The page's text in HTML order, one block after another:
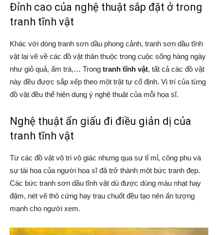
Đỉnh cao của nghệ thuật sắp đặt ở trong
tranh tĩnh vật
Khác với dòng tranh sơn dầu phong cảnh, tranh sơn dầu tĩnh
vật lại vẽ về các đồ vật thân thuộc trong cuộc sống hàng ngày
như giỏ quả, ấm trà,… Trong tranh tĩnh vật, tất cả các đồ vật
này đều được sắp xếp theo một trật tự cố định. Vị trí của từng
đồ vật đều thể hiện dụng ý nghệ thuật của mỗi họa sĩ.
Nghệ thuật ẩn giấu đi điều giản dị của
tranh tĩnh vật
Từ các đồ vật vô tri vô giác nhưng qua sự tỉ mỉ, công phu và
sự tài hoa của người họa sĩ đã trở thành một bức tranh đẹp.
Các bức tranh sơn dầu tĩnh vật dù được dùng màu nhạt hay
đậm, nét vẽ thô cứng hay trau chuốt đều tạo nên ấn tượng
mạnh cho người xem.